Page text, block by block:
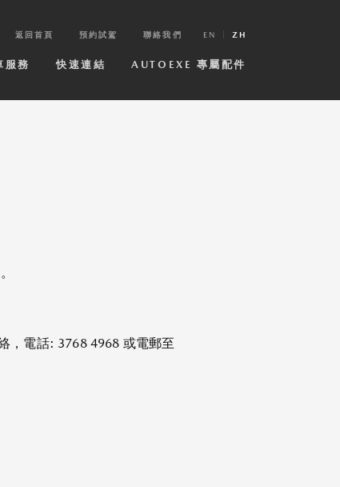
返回首頁 預約試駕 聯絡我們 EN ZH
服務 快速連結 AUTOEXE 專屬配件
，電話: 3768 4968 或電郵至